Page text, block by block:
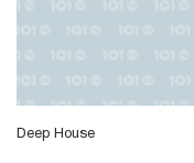
Deep House